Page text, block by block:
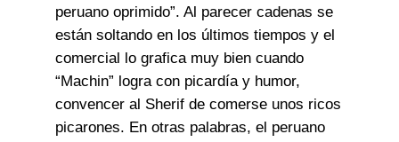
peruano oprimido”. Al parecer cadenas se
están soltando en los últimos tiempos y el
comercial lo grafica muy bien cuando
“Machin” logra con picardía y humor,
convencer al Sherif de comerse unos ricos
picarones. En otras palabras, el peruano